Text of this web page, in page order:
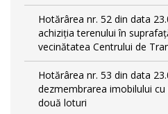
Hotărârea nr. 52 din data
achiziția terenului în
vecinătatea Centrului de
Hotărârea nr. 53 din data
dezmembrarea imobilului
două loturi